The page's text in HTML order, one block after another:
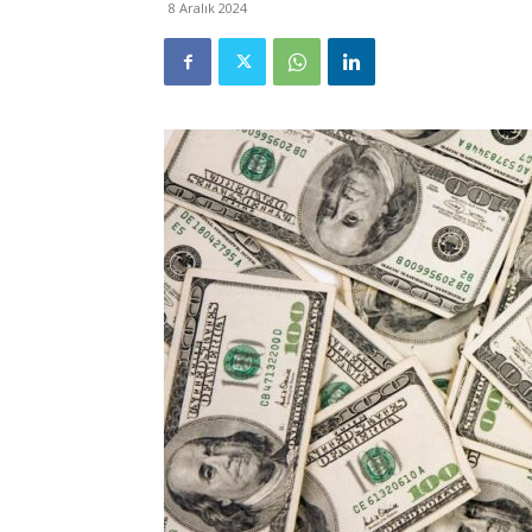
8 Aralık 2024